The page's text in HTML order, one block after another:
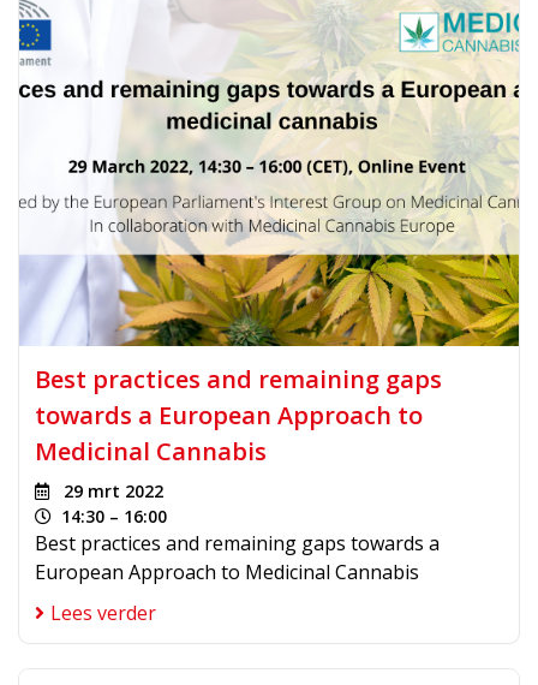
Best practices and remaining gaps
towards a European Approach to
Medicinal Cannabis
29 mrt 2022
14:30 – 16:00
Best practices and remaining gaps towards a
European Approach to Medicinal Cannabis
Lees verder